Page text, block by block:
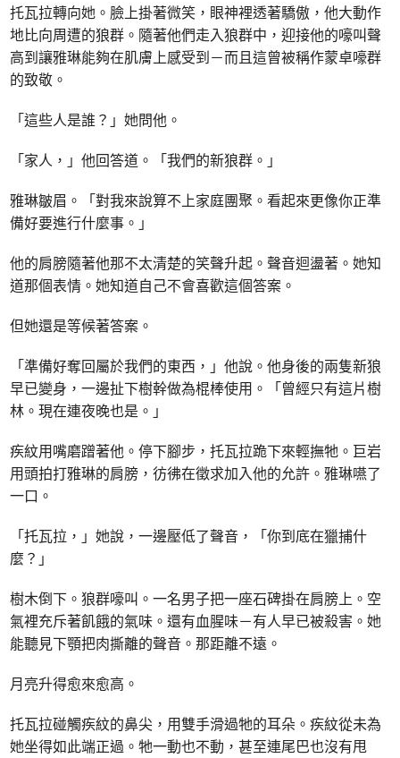
托瓦拉轉向她。臉上掛著微笑，眼神裡透著驕傲，他大動作
地比向周遭的狼群。隨著他們走入狼群中，迎接他的嚎叫聲
高到讓雅琳能夠在肌膚上感受到－而且這曾被稱作蒙卓嚎群
的致敬。
「這些人是誰？」她問他。
「家人，」他回答道。「我們的新狼群。」
雅琳皺眉。「對我來說算不上家庭團聚。看起來更像你正準
備好要進行什麼事。」
他的肩膀隨著他那不太清楚的笑聲升起。聲音迴盪著。她知
道那個表情。她知道自己不會喜歡這個答案。
但她還是等候著答案。
「準備好奪回屬於我們的東西，」他說。他身後的兩隻新狼
早已變身，一邊扯下樹幹做為棍棒使用。「曾經只有這片樹
林。現在連夜晚也是。」
疾紋用嘴磨蹭著他。停下腳步，托瓦拉跪下來輕撫牠。巨岩
用頭拍打雅琳的肩膀，彷彿在徵求加入他的允許。雅琳嚥了
一口。
「托瓦拉，」她說，一邊壓低了聲音，「你到底在獵捕什
麼？」
樹木倒下。狼群嚎叫。一名男子把一座石碑掛在肩膀上。空
氣裡充斥著飢餓的氣味。還有血腥味－有人早已被殺害。她
能聽見下顎把肉撕離的聲音。那距離不遠。
月亮升得愈來愈高。
托瓦拉碰觸疾紋的鼻尖，用雙手滑過牠的耳朵。疾紋從未為
她坐得如此端正過。牠一動也不動，甚至連尾巴也沒有甩